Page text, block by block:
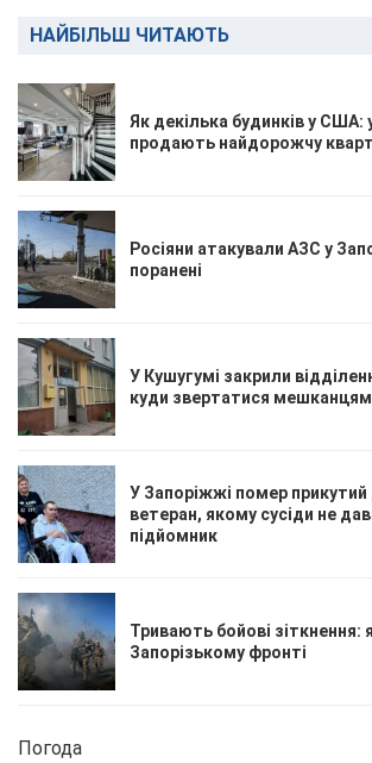
НАЙБІЛЬШ ЧИТАЮТЬ
Як декілька будинків у США:
продають найдорожчу
Росіяни атакували АЗС у
поранені
У Кушугумі закрили
куди звертатися мешканцям
У Запоріжжі помер прикутий
ветеран, якому сусіди не
підйомник
Тривають бойові зіткнення:
Запорізькому фронті
Погода